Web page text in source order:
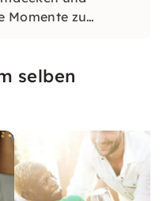
Momente zu
verbinden
selben